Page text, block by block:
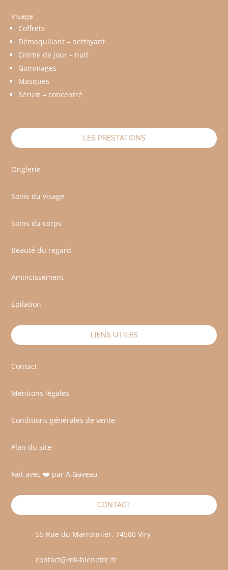
Visage
Coffrets
Démaquillant – nettoyant
Crème de jour – nuit
Gommages
Masques
Sérum – concentré
LES PRESTATIONS
Onglerie
Soins du visage
Soins du corps
Beauté du regard
Amincissement
Épilation
LIENS UTILES
Contact
Mentions légales
Conditions générales de vente
Plan du site
Fait avec ❤️ par A.Gaveau
CONTACT
55 Rue du Marronnier, 74580 Viry
contact@mk-bienetre.fr